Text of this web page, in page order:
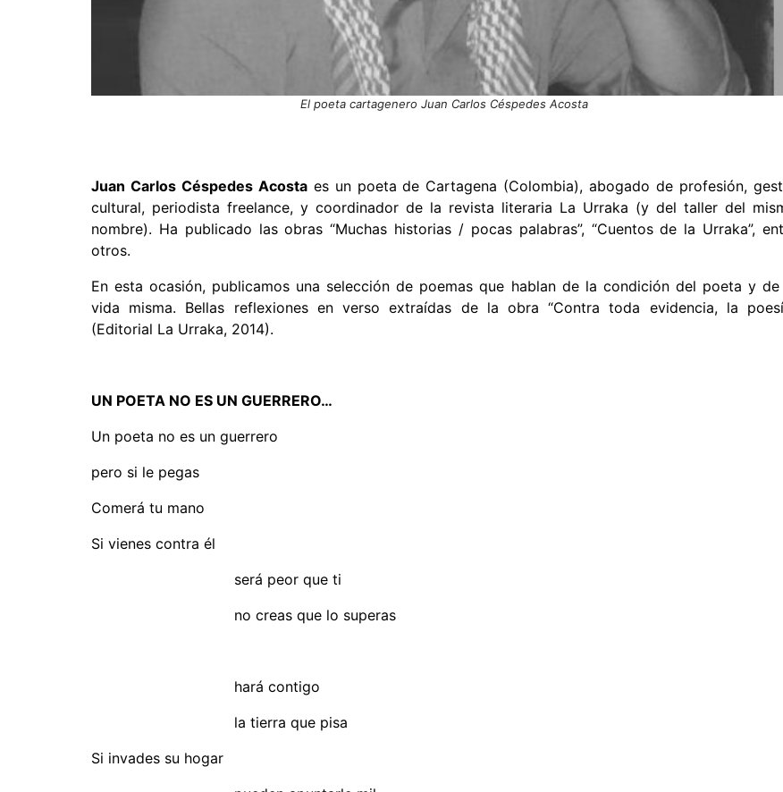
El poeta cartagenero Juan Carlos Céspedes Acosta
Juan Carlos Céspedes Acostaes un poeta de Cartagena (Colombia), abogado de profesión,
cultural, periodista freelance, y coordinador de la revista literaria La Urraka (y del taller del
nombre). Ha publicado las obras “Muchas historias / pocas palabras”, “Cuentos de la Urraka”,
otros.
En esta ocasión, publicamos una selección de poemas que hablan de la condición del poeta y de
vida misma. Bellas reflexiones en verso extraídas de la obra “Contra toda evidencia, la
(Editorial La Urraka, 2014).
UN POETA NO ES UN GUERRERO…
Un poeta no es un guerrero
pero si le pegas
Comerá tu mano
Si vienes contra él
será peor que ti
no creas que lo superas
hará contigo
la tierra que pisa
Si invades su hogar